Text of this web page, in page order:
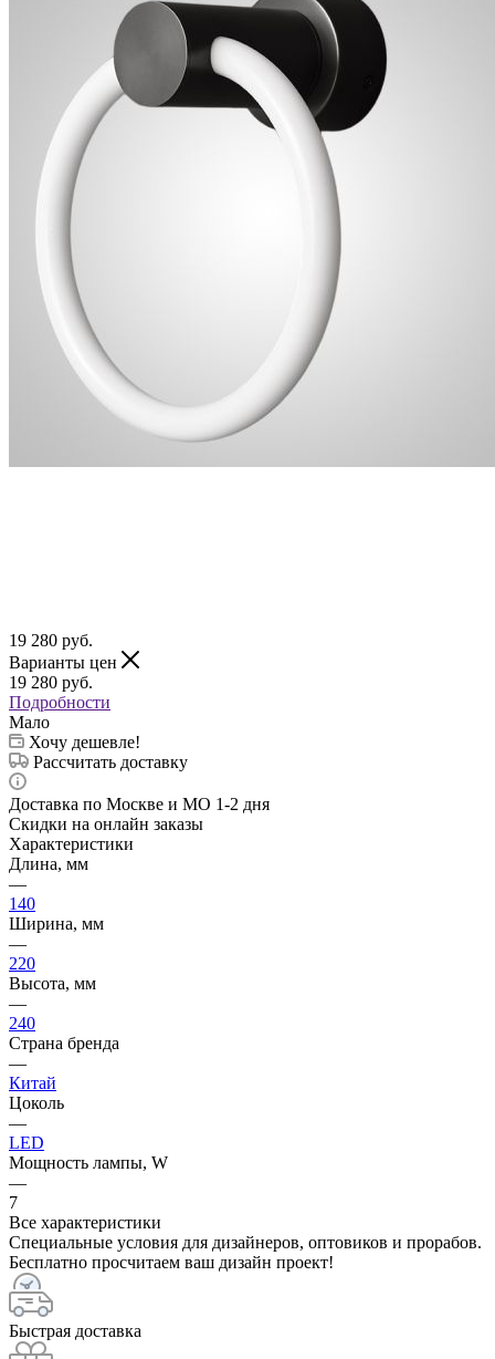
19 280 руб.
Варианты цен
19 280 руб.
Подробности
Мало
Хочу дешевле!
Рассчитать доставку
Доставка по Москве и МО 1-2 дня
Скидки на онлайн заказы
Характеристики
Длина, мм
—
140
Ширина, мм
—
220
Высота, мм
—
240
Страна бренда
—
Китай
Цоколь
—
LED
Мощность лампы, W
—
7
Все характеристики
Специальные условия для дизайнеров, оптовиков и прорабов.
Бесплатно просчитаем ваш дизайн проект!
Быстрая доставка